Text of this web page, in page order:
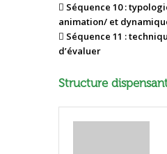
 Séquence 10 :
animation/ et
 Séquence 11 :
d’évaluer
Structure